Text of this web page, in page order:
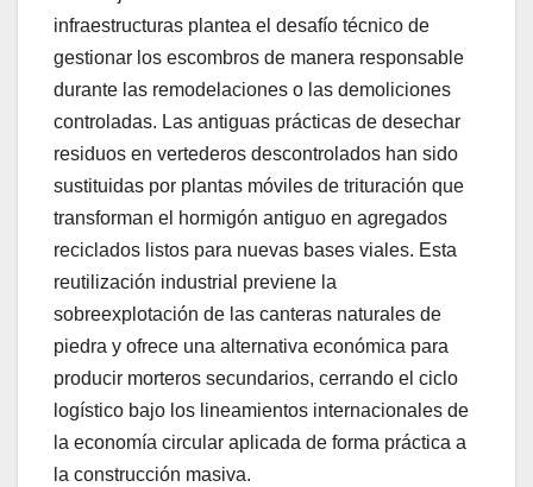
infraestructuras plantea el desafío técnico de
gestionar los escombros de manera responsable
durante las remodelaciones o las demoliciones
controladas. Las antiguas prácticas de desechar
residuos en vertederos descontrolados han sido
sustituidas por plantas móviles de trituración que
transforman el hormigón antiguo en agregados
reciclados listos para nuevas bases viales. Esta
reutilización industrial previene la
sobreexplotación de las canteras naturales de
piedra y ofrece una alternativa económica para
producir morteros secundarios, cerrando el ciclo
logístico bajo los lineamientos internacionales de
la economía circular aplicada de forma práctica a
la construcción masiva.